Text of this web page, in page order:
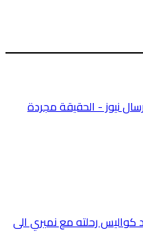
كواليس رحلته مع نميري الى